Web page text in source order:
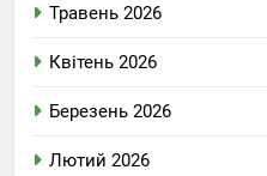
Травень 2026
Квітень 2026
Березень 2026
Лютий 2026